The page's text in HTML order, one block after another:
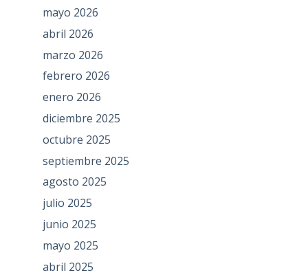
mayo 2026
abril 2026
marzo 2026
febrero 2026
enero 2026
diciembre 2025
octubre 2025
septiembre 2025
agosto 2025
julio 2025
junio 2025
mayo 2025
abril 2025